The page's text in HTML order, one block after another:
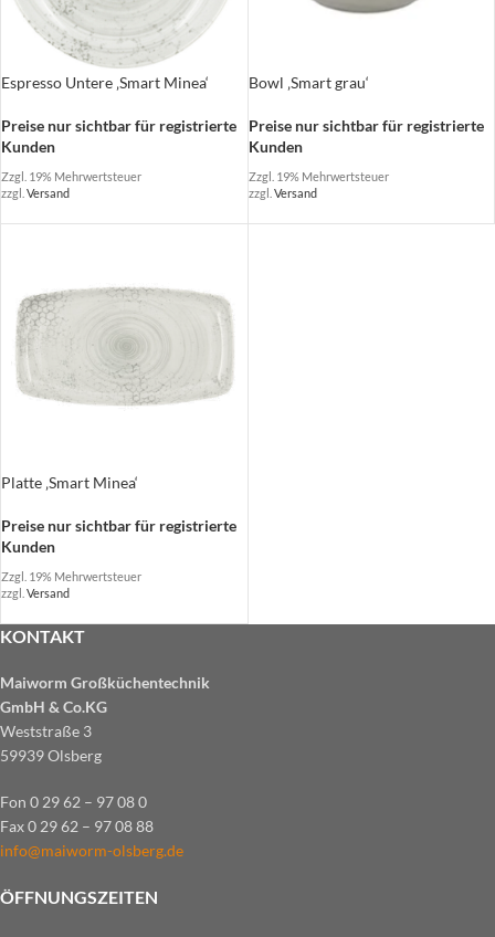
Espresso Untere ‚Smart Minea‘
Preise nur sichtbar für registrierte
Kunden
Zzgl. 19% Mehrwertsteuer
zzgl. Versand
Bowl ‚Smart grau‘
Preise nur sichtbar für registrierte
Kunden
Zzgl. 19% Mehrwertsteuer
zzgl. Versand
Platte ‚Smart Minea‘
Preise nur sichtbar für registrierte
Kunden
Zzgl. 19% Mehrwertsteuer
zzgl. Versand
KONTAKT
Maiworm Großküchentechnik
GmbH & Co.KG
Weststraße 3
59939 Olsberg
Fon 0 29 62 – 97 08 0
Fax 0 29 62 – 97 08 88
info@maiworm-olsberg.de
ÖFFNUNGSZEITEN